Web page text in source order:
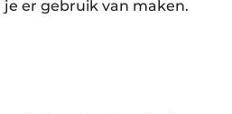
er gebruik van maken.